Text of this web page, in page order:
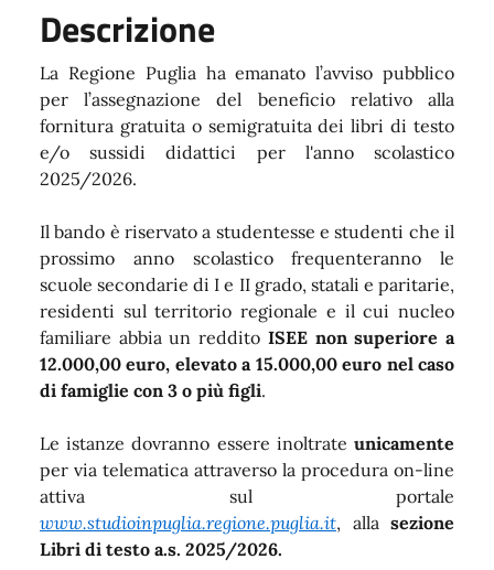
Descrizione
La Regione Puglia ha emanato l’avviso pubblico
per l’assegnazione del beneficio relativo alla
fornitura gratuita o semigratuita dei libri di testo
e/o sussidi didattici per l'anno scolastico
2025/2026.
Il bando è riservato a studentesse e studenti che il
prossimo anno scolastico frequenteranno le
scuole secondarie di I e II grado, statali e paritarie,
residenti sul territorio regionale e il cui nucleo
familiare abbia un reddito ISEE non superiore a
12.000,00 euro, elevato a 15.000,00 euro nel caso
di famiglie con 3 o più figli.
Le istanze dovranno essere inoltrate unicamente
per via telematica attraverso la procedura on-line
attiva sul portale
www.studioinpuglia.regione.puglia.it, alla sezione
Libri di testo a.s. 2025/2026.